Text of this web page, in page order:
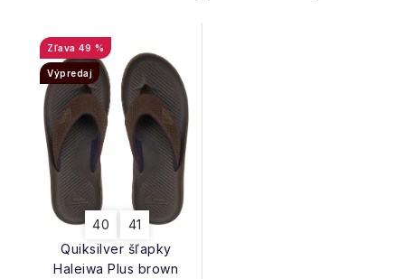
Quiksilver šľapky
Haleiwa Plus brown
49 %
Výpredaj
40 41